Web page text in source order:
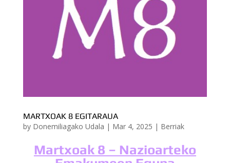
MARTXOAK 8 EGITARAUA
by Donemiliagako Udala | Mar 4, 2025 | Berriak
Martxoak 8 – Nazioarteko